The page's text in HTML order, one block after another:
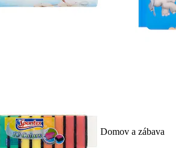
Domov a zábava